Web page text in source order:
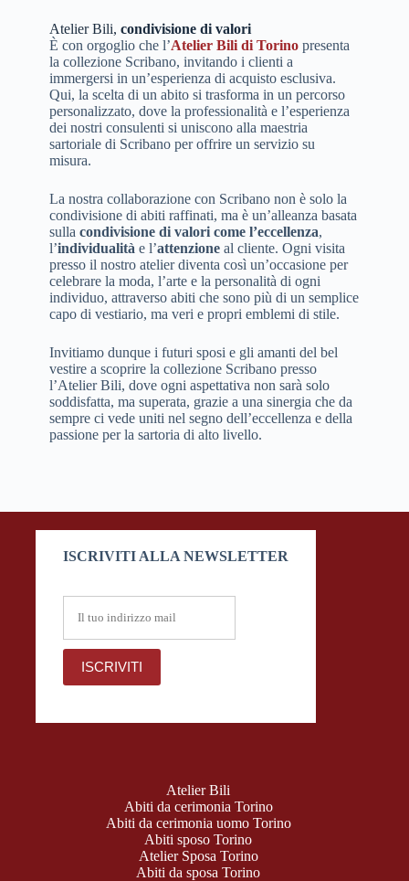
Atelier Bili, condivisione di valori
È con orgoglio che l’Atelier Bili di Torinopresenta
la collezione Scribano, invitando i clienti a
immergersi in un’esperienza di acquisto esclusiva.
Qui, la scelta di un abito si trasforma in un percorso
personalizzato, dove la professionalità e l’esperienza
dei nostri consulenti si uniscono alla maestria
sartoriale di Scribano per offrire un servizio su
misura.
La nostra collaborazione con Scribano non è solo la
condivisione di abiti raffinati, ma è un’alleanza basata
sulla condivisione di valori come l’eccellenza,
l’individualitàe l’attenzioneal cliente. Ogni visita
presso il nostro atelier diventa così un’occasione per
celebrare la moda, l’arte e la personalità di ogni
individuo, attraverso abiti che sono più di un semplice
capo di vestiario, ma veri e propri emblemi di stile.
Invitiamo dunque i futuri sposi e gli amanti del bel
vestire a scoprire la collezione Scribano presso
l’Atelier Bili, dove ogni aspettativa non sarà solo
soddisfatta, ma superata, grazie a una sinergia che da
sempre ci vede uniti nel segno dell’eccellenza e della
passione per la sartoria di alto livello.
ISCRIVITI ALLA NEWSLETTER
Atelier Bili
Abiti da cerimonia Torino
Abiti da cerimonia uomo Torino
Abiti sposo Torino
Atelier Sposa Torino
Abiti da sposa Torino